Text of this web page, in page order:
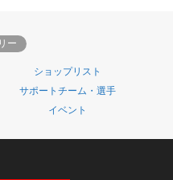
ー
ショップリスト
サポートチーム・選手
イベント